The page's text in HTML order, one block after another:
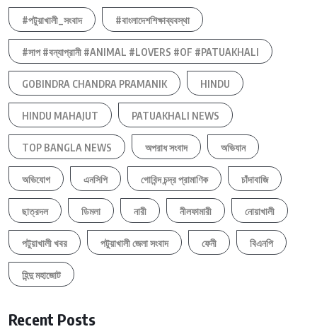
#পটুয়াখালী_সংবাদ #বাংলাদেশশিক্ষাব্যবস্থা
#সাপ #বন্যাপ্রানী #ANIMAL #LOVERS #OF #PATUAKHALI
GOBINDRA CHANDRA PRAMANIK HINDU
HINDU MAHAJUT PATUAKHALI NEWS
TOP BANGLA NEWS অপরাধ সংবাদ অভিযান
অভিযোগ এনসিপি গোবিন্দ চন্দ্র প্রামাণিক চাঁদাবাজি
ছাত্রদল ডিমলা নারী নীলফামারী নোয়াখালী
পটুয়াখালী খবর পটুয়াখালী জেলা সংবাদ ফেনী বিএনপি
হিন্দু মহাজোট
Recent Posts